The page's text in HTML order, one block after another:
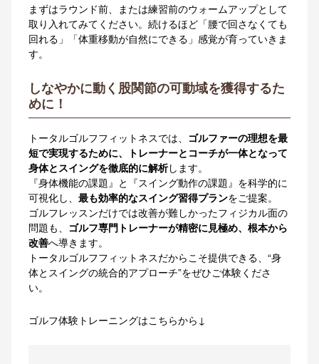
まずはラウンド前、または練習前のウォームアップとして
取り入れてみてください。続けるほど「腰で回さなくても
回れる」「体重移動が自然にできる」感覚が育っていきま
す。
しなやかに動く股関節の可動域を獲得するた
めに！
トータルゴルフフィットネスでは、 ゴルファーの理想を最
短で実現するために、トレーナーとコーチが一体となって
身体とスイングを徹底的に解析します。
『身体機能の課題』と『スイング動作の課題』を科学的に
可視化し、 最も効率的なスイング習得プランをご提案。
ゴルフレッスンだけでは改善が難しかったフィジカル面の
問題も、 ゴルフ専門トレーナーが精密に見極め、根本から
改善へ導きます。
トータルゴルフフィットネスだからこそ提供できる、“身
体とスイングの統合的アプローチ”をぜひご体験くださ
い。
ゴルフ体験トレーニングはこちらから↓